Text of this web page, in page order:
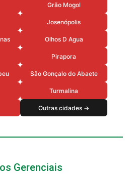
Grão Mogol
Josenópolis
Olhos D Agua
Pirapora
São Gonçalo do Abaete
Turmalina
Outras cidades →
Gerenciais